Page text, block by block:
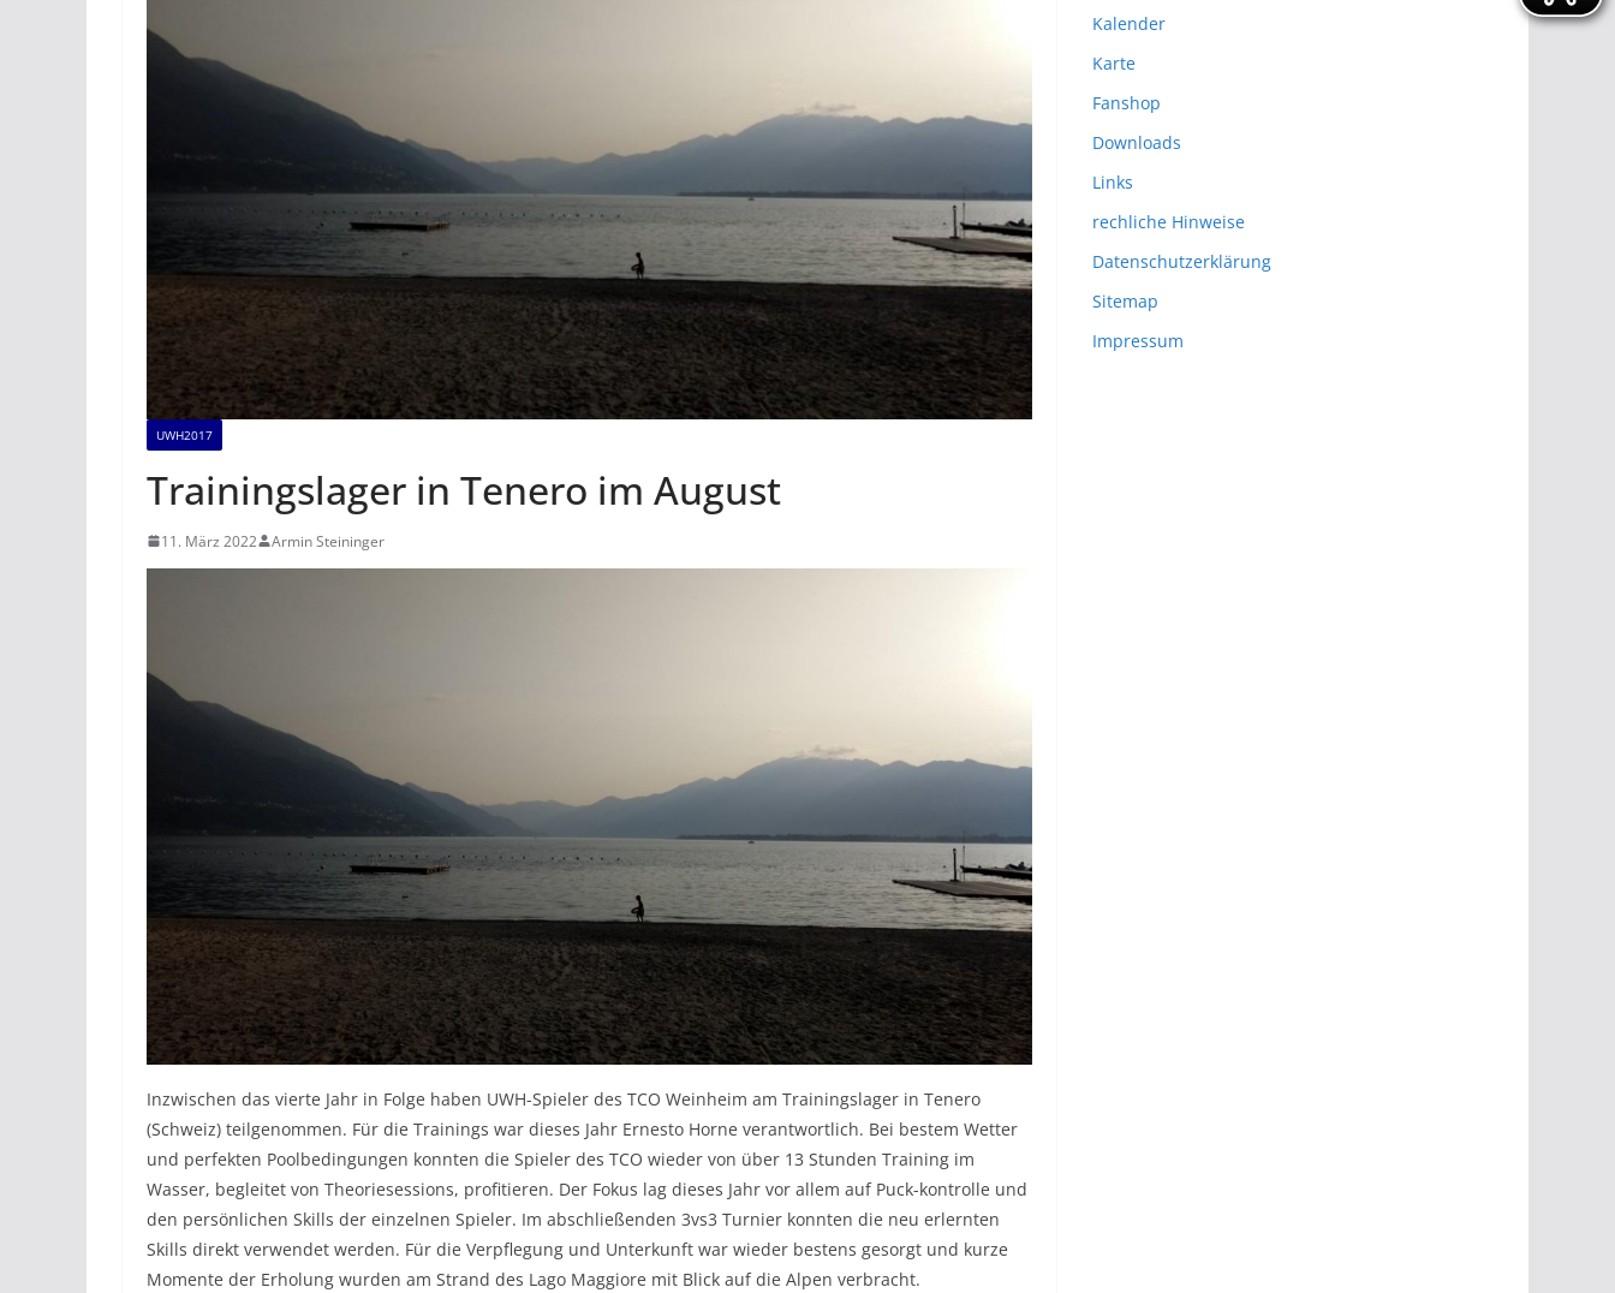
UWH2017
Trainingslager in Tenero im August
11. März 2022 Armin Steininger
Inzwischen das vierte Jahr in Folge haben UWH-Spieler des TCO Weinheim am Trainingslager in Tenero
(Schweiz) teilgenommen. Für die Trainings war dieses Jahr Ernesto Horne verantwortlich. Bei bestem Wetter
und perfekten Poolbedingungen konnten die Spieler des TCO wieder von über 13 Stunden Training im
Wasser, begleitet von Theoriesessions, profitieren. Der Fokus lag dieses Jahr vor allem auf Puck-kontrolle und
den persönlichen Skills der einzelnen Spieler. Im abschließenden 3vs3 Turnier konnten die neu erlernten
Skills direkt verwendet werden. Für die Verpflegung und Unterkunft war wieder bestens gesorgt und kurze
Momente der Erholung wurden am Strand des Lago Maggiore mit Blick auf die Alpen verbracht.
Kalender
Karte
Fanshop
Downloads
Links
rechliche Hinweise
Datenschutzerklärung
Sitemap
Impressum